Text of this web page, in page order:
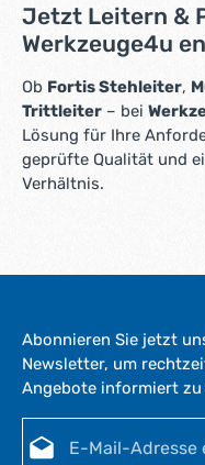
Jetzt Leitern &
Werkzeuge4u
Ob Fortis Stehleiter,
Trittleiter – bei
Lösung für Ihre
geprüfte Qualität und
Verhältnis.
Abonnieren Sie jetzt
Newsletter, um
Angebote informiert zu